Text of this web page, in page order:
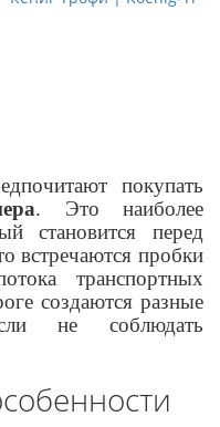
покупать
. Это наиболее
становится перед
встречаются пробки
транспортных
создаются разные
не соблюдать